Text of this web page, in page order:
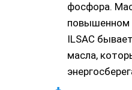
фосфора.
повышенном
ILSAC
масла,